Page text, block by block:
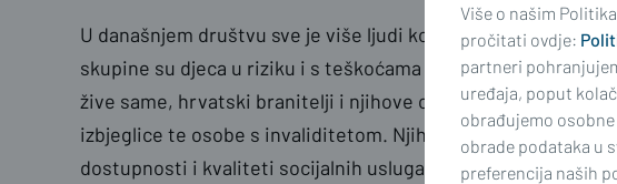
U današnjem društvu sve je više ljudi koji se nalaze na
skupine su djeca u riziku i s teškoćama u razvoju, osobe
žive same, hrvatski branitelji i njihove obitelji, pripadnici
izbjeglice te osobe s invaliditetom. Njihov svakodnevni život
dostupnosti i kvaliteti socijalnih usluga - koje su, kako
Više o našim
pročitati ovdje:
partneri
uređaja, poput
obrađujemo
obrade podataka u
preferencija naših